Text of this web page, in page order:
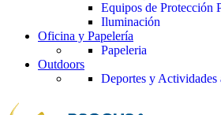
Equipos de Protección
Iluminación
Oficina y Papelería
Papeleria
Outdoors
Deportes y